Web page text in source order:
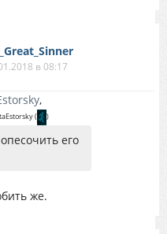
в 08:17
,
( )
его
же.